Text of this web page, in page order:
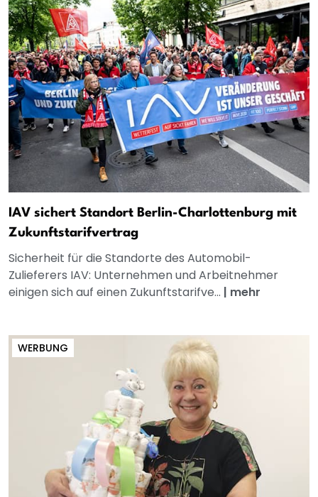
IAV sichert Standort Berlin-Charlottenburg mit
Zukunftstarifvertrag
Sicherheit für die Standorte des Automobil-
Zulieferers IAV: Unternehmen und Arbeitnehmer
einigen sich auf einen Zukunftstarifve... | mehr
WERBUNG